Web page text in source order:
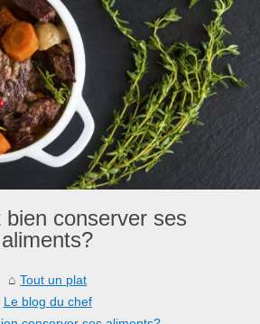
bien conserver ses
aliments?
Tout un plat
Le blog du chef